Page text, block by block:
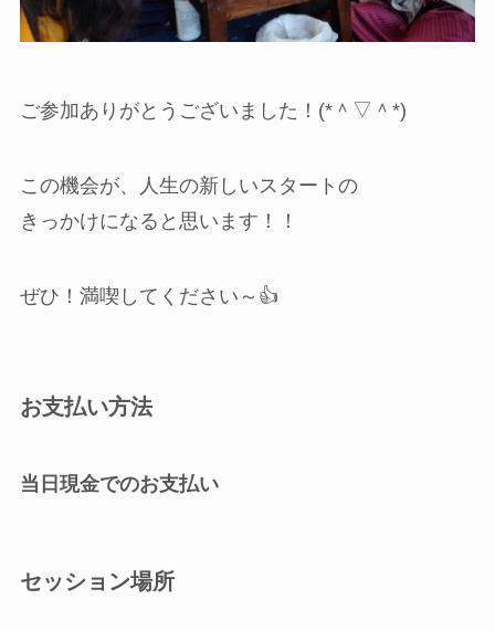
ご参加ありがとうございました！(*＾▽＾*)
この機会が、人生の新しいスタートの
きっかけになると思います！！
ぜひ！満喫してください～👍️
お支払い方法
当日現金でのお支払い
セッション場所